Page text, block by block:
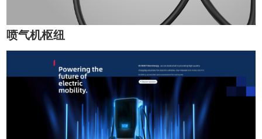
喷气机枢纽